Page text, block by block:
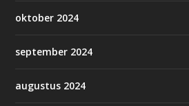
oktober 2024
september 2024
augustus 2024